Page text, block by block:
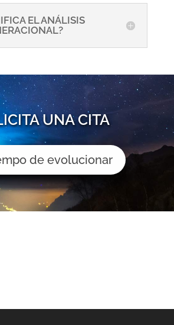
EL ANÁLISIS
UNA CITA
de evolucionar